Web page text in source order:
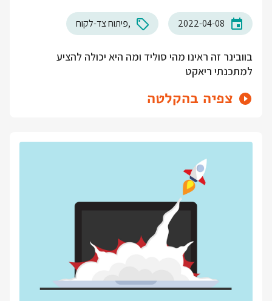
2022-04-08 פיתוח צד-לקוח
בוובינר זה ראינו מהי סוליד ומה היא יכולה להציע
למתכנתי ריאקט
צפיה בהקלטה